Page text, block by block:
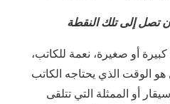
تصل إلى تلك النقطة
أو صغيرة، نعمة للكاتب،
الوقت الذي يحتاجه الكاتب
أو الممثلة التي تتلقى